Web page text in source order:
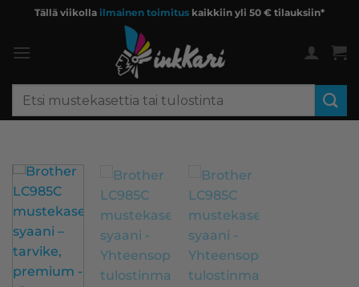
content
Tällä viikolla ilmainen toimitus kaikkiin yli 50 € tilauksiin*
Etsi: